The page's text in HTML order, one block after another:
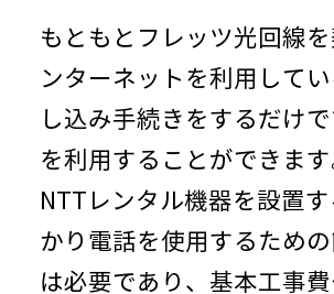
もともとフレッツ光回線
ンターネットを利用して
し込み手続きをするだけ
を利用することができます
NTTレンタル機器を設置
かり電話を使用するため
は必要であり、基本工事